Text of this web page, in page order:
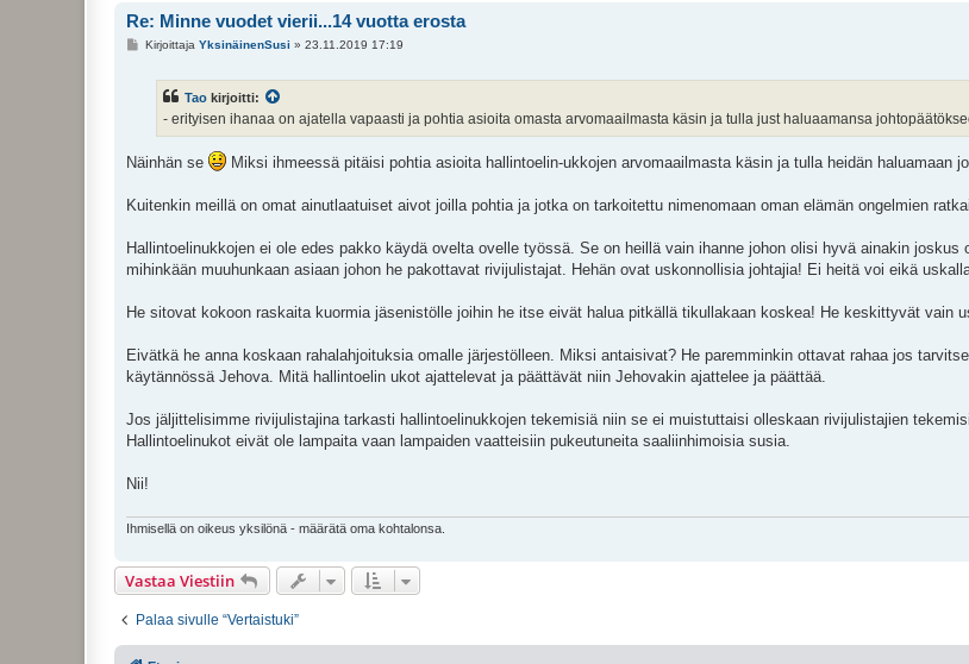
Re: Minne vuodet vierii...14 vuotta erosta
VKirjoittaja YksinäinenSusi » 23.11.2019 17:19
Tao kirjoitti:
- erityisen ihanaa on ajatella vapaasti ja pohtia asioita omasta arvomaailmasta käsin ja tulla just haluaamansa
Näinhän se Miksi ihmeessä pitäisi pohtia asioita hallintoelin-ukkojen arvomaailmasta käsin ja tulla heidän haluamaan
Kuitenkin meillä on omat ainutlaatuiset aivot joilla pohtia ja jotka on tarkoitettu nimenomaan oman elämän ongelmien
Hallintoelinukkojen ei ole edes pakko käydä ovelta ovelle työssä. Se on heillä vain ihanne johon olisi hyvä ainakin joskus
mihinkään muuhunkaan asiaan johon he pakottavat rivijulistajat. Hehän ovat uskonnollisia johtajia! Ei heitä voi eikä
He sitovat kokoon raskaita kuormia jäsenistölle joihin he itse eivät halua pitkällä tikullakaan koskea! He keskittyvät vain
Eivätkä he anna koskaan rahalahjoituksia omalle järjestölleen. Miksi antaisivat? He paremminkin ottavat rahaa jos
käytännössä Jehova. Mitä hallintoelin ukot ajattelevat ja päättävät niin Jehovakin ajattelee ja päättää.
Jos jäljittelisimme rivijulistajina tarkasti hallintoelinukkojen tekemisiä niin se ei muistuttaisi olleskaan rivijulistajien
Hallintoelinukot eivät ole lampaita vaan lampaiden vaatteisiin pukeutuneita saaliinhimoisia susia.
Nii!
Ihmisellä on oikeus yksilönä - määrätä oma kohtalonsa.
Vastaa Viestiin
Palaa sivulle “Vertaistuki”